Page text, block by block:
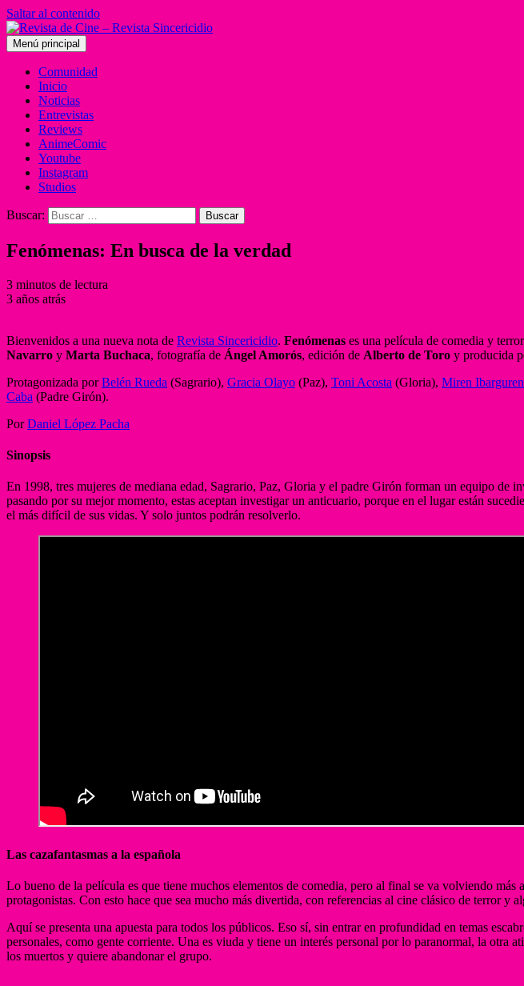
Saltar al contenido
Menú principal
Comunidad
Inicio
Noticias
Entrevistas
Reviews
AnimeComic
Youtube
Instagram
Studios
Buscar:
Fenómenas: En busca de la verdad
3 minutos de lectura
3 años atrás
Bienvenidos a una nueva nota de Revista Sincericidio. Fenómenas es una película de comedia y
Navarro y Marta Buchaca, fotografía de Ángel Amorós, edición de Alberto de Toro y producida
Protagonizada porBelén Rueda (Sagrario), Gracia Olayo (Paz), Toni Acosta (Gloria), Miren Ibarguren
Caba (Padre Girón).
PorDaniel López Pacha
Sinopsis
En 1998, tres mujeres de mediana edad, Sagrario, Paz, Gloria y el padre Girón forman un equipo de
pasando por su mejor momento, estas aceptan investigar un anticuario, porque en el lugar están
el más difícil de sus vidas. Y solo juntos podrán resolverlo.
Las cazafantasmas a la española
Lo bueno de la película es que tiene muchos elementos de comedia, pero al final se va volviendo
protagonistas. Con esto hace que sea mucho más divertida, con referencias al cine clásico de terror y
Aquí se presenta una apuesta para todos los públicos. Eso sí, sin entrar en profundidad en temas
personales, como gente corriente. Una es viuda y tiene un interés personal por lo paranormal, la otra
los muertos y quiere abandonar el grupo.